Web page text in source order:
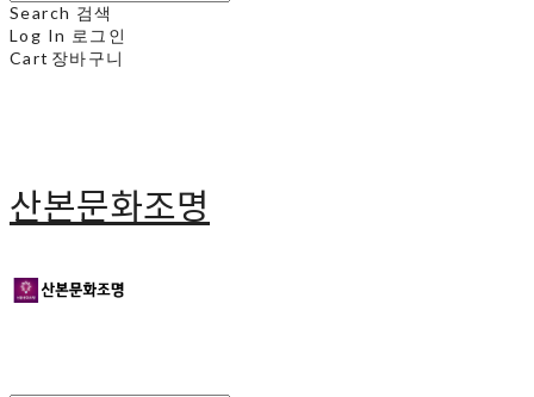
Search 검색
Log In 로그인
Cart 장바구니
산본문화조명